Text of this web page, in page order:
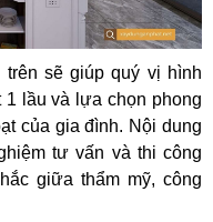
sẽ giúp quý vị hình
lầu và lựa chọn phong
của gia đình. Nội dung
tư vấn và thi công
giữa thẩm mỹ, công